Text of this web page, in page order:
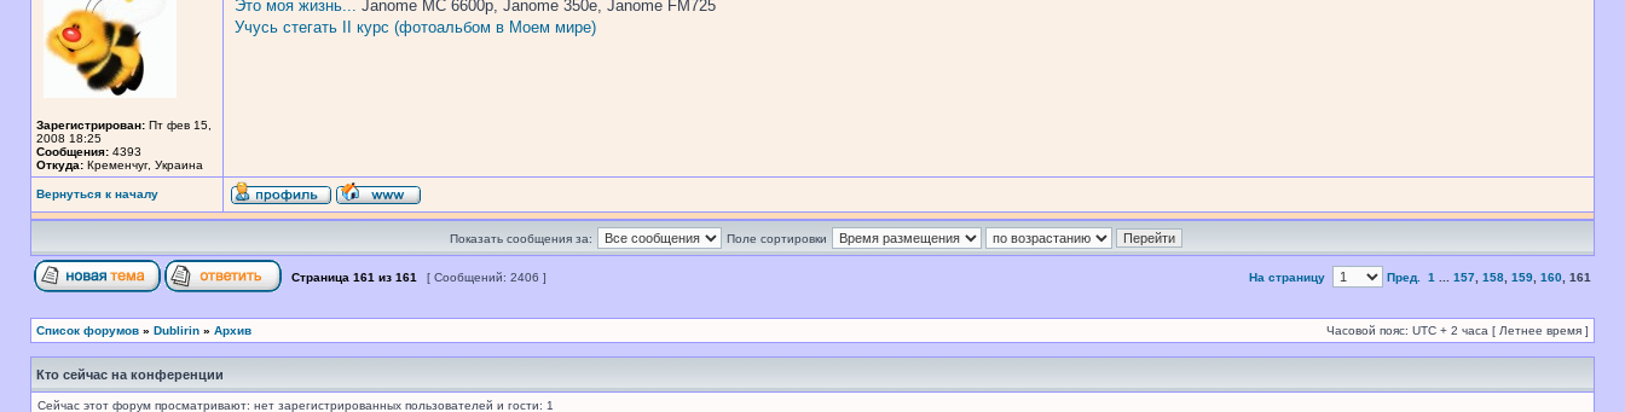
Зарегистрирован: Пт фев 15,
2008 18:25
Сообщения: 4393
Откуда: Кременчуг, Украина
Это моя жизнь... Janome MC 6600p, Janome 350e, Janome FM725
Учусь стегать II курс (фотоальбом в Моем мире)
Вернуться к началу
Показать сообщения за: Поле сортировки
Страница 161 из 161 [ Сообщений: 2406 ] На страницу Пред. 1 157 158 159 160 161
Список форумов » Dublirin » Архив Часовой пояс: UTC + 2 часа [ Летнее время ]
Кто сейчас на конференции
Сейчас этот форум просматривают: нет зарегистрированных пользователей и гости: 1